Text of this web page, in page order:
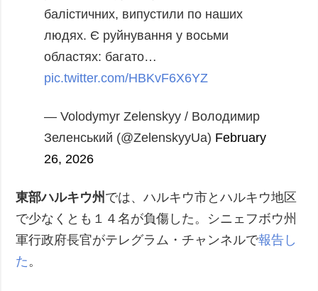
балістичних, випустили по наших
людях. Є руйнування у восьми
областях: багато…
pic.twitter.com/HBKvF6X6YZ
— Volodymyr Zelenskyy / Володимир
Зеленський (@ZelenskyyUa) February
26, 2026
東部ハルキウ州 では、ハルキウ市とハルキウ地区
で少なくとも１４名が負傷した。シニェフボウ州
軍行政府長官がテレグラム・チャンネルで報告し
た 。